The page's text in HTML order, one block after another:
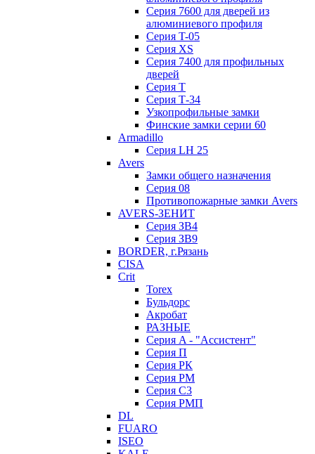
Серия 7600 для дверей из
алюминиевого профиля
Серия T-05
Серия XS
Серия 7400 для профильных
дверей
Серия Т
Серия Т-34
Узкопрофильные замки
Финские замки серии 60
Armadillo
Серия LH 25
Avers
Замки общего назначения
Серия 08
Противопожарные замки Avers
AVERS-ЗЕНИТ
Серия ЗВ4
Серия ЗВ9
BORDER, г.Рязань
CISA
Crit
Torex
Бульдорс
Акробат
РАЗНЫЕ
Серия A - "Ассистент"
Серия П
Серия РК
Серия РМ
Серия С3
Серия РМП
DL
FUARO
ISEO